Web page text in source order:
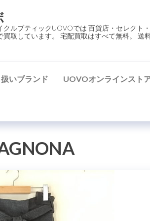
ルブティックUOVOでは 百貨店・セレクト
取しています。 宅配買取はすべて無料。 送
いブランド UOVOオンラインスト